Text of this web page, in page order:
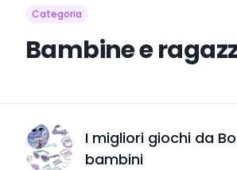
Categoria
Bambine e
I migliori giochi da
bambini